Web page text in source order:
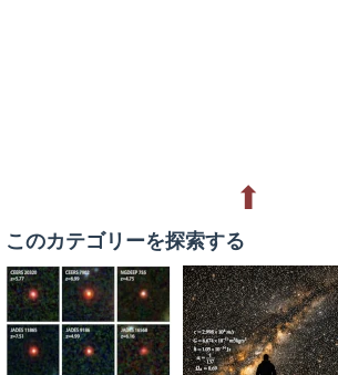
⬆
このカテゴリーを探索する